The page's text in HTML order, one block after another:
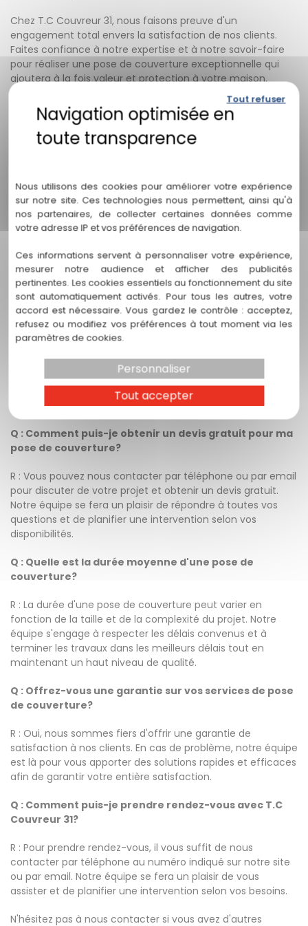
Chez T.C Couvreur 31, nous faisons preuve d'un
engagement total envers la satisfaction de nos clients.
Faites confiance à notre expertise et à notre savoir-faire
pour réaliser une pose de couverture exceptionnelle qui
ajoutera à la fois valeur et protection à votre maison.
Contactez-nous dès maintenant pour entamer votre
projet de pose de couverture avec T.C Couvreur 31 !
FAQ SUR LA POSE DE COUVERTURE PAR T.C
Q : Quels types de couverture proposez-vous chez T.C
Couvreur 31?
R : Nous proposons une gamme variée de types de
couverture, tels que les tuiles, l'ardoise, le bac acier, et
d'autres matériaux selon vos préférences et les
caractéristiques de votre bâtiment.
Q : Pourquoi devrais-je faire appel à des
professionnels pour la pose de ma couverture?
R : La pose de couverture nécessite une expertise
technique pour assurer une installation correcte et durable.
Les professionnels de T.C Couvreur 31 sont formés aux
meilleures pratiques de l'industrie et utilisent des matériaux
de première qualité pour garantir votre satisfaction.
Q : Comment puis-je obtenir un devis gratuit pour ma
pose de couverture?
R : Vous pouvez nous contacter par téléphone ou par email
pour discuter de votre projet et obtenir un devis gratuit.
Notre équipe se fera un plaisir de répondre à toutes vos
questions et de planifier une intervention selon vos
disponibilités.
Q : Quelle est la durée moyenne d'une pose de
couverture?
R : La durée d'une pose de couverture peut varier en
fonction de la taille et de la complexité du projet. Notre
équipe s'engage à respecter les délais convenus et à
terminer les travaux dans les meilleurs délais tout en
maintenant un haut niveau de qualité.
Q : Offrez-vous une garantie sur vos services de pose
de couverture?
R : Oui, nous sommes fiers d'offrir une garantie de
satisfaction à nos clients. En cas de problème, notre équipe
est là pour vous apporter des solutions rapides et efficaces
afin de garantir votre entière satisfaction.
Q : Comment puis-je prendre rendez-vous avec T.C
Couvreur 31?
R : Pour prendre rendez-vous, il vous suffit de nous
contacter par téléphone au numéro indiqué sur notre site
ou par email. Notre équipe se fera un plaisir de vous
assister et de planifier une intervention selon vos besoins.
N'hésitez pas à nous contacter si vous avez d'autres
Nous utilisons des cookies pour améliorer votre expérience
sur notre site. Ces technologies nous permettent, ainsi qu'à
nos partenaires, de collecter certaines données comme
votre adresse IP et vos préférences de navigation.
Ces informations servent à personnaliser votre expérience,
mesurer notre audience et afficher des publicités
pertinentes. Les cookies essentiels au fonctionnement du site
sont automatiquement activés. Pour tous les autres, votre
accord est nécessaire. Vous gardez le contrôle : acceptez,
refusez ou modifiez vos préférences à tout moment via les
paramètres de cookies.
Tout accepter
Tout refuser
Personnaliser